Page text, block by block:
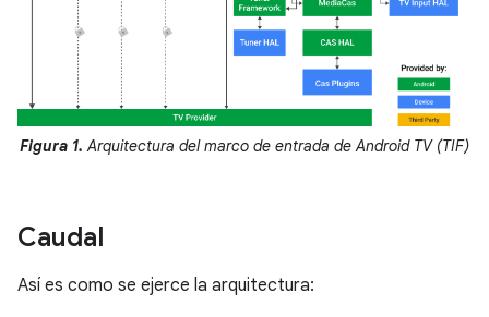
Figura 1. Arquitectura del marco de entrada de Android TV (TIF)
Caudal
Así es como se ejerce la arquitectura: